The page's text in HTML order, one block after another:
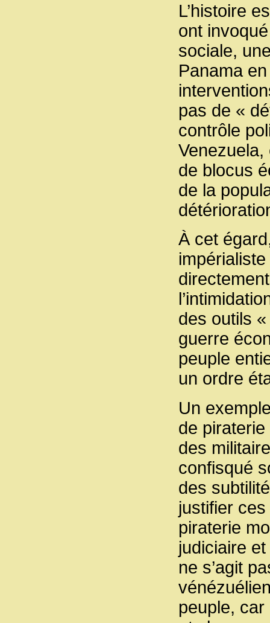
L’histoire
ont
sociale,
Panama
pas de «
contrôle
Venezuela,
de blocus
de la
À cet
des outils
guerre
peuple
un ordre
Un
de piraterie
des
confisqué
des
justifier ces
piraterie
judiciaire
ne s’agit
peuple,